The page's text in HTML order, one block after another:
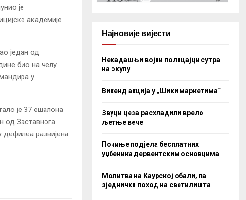
је
академије
један од
био на челу
у
је 37 ешалона
од Заставнога
развијена
Најновије вијести
Некадашњи војни полицајци сутра
на окупу
Викенд акција у „Шики маркетима“
Звуци цеза расхладили врело
љетње вече
Почиње подјела бесплатних
уџбеника дервентским основцима
Молитва на Каурској обали, па
зједнички поход на светилишта